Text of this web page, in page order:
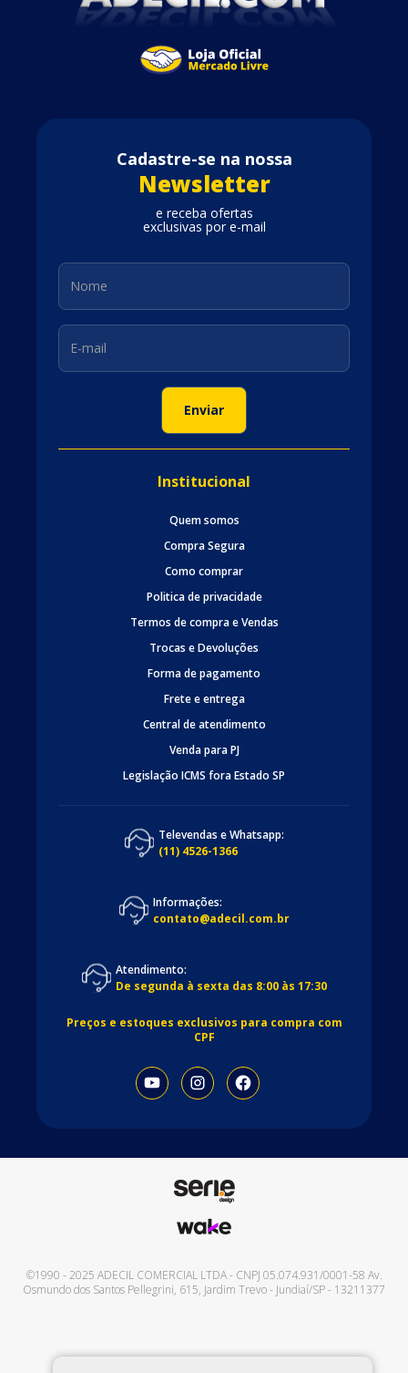
Cadastre-se na nossa
Newsletter
e receba ofertas
exclusivas por e-mail
Institucional
Quem somos
Compra Segura
Como comprar
Politica de privacidade
Termos de compra e Vendas
Trocas e Devoluções
Forma de pagamento
Frete e entrega
Central de atendimento
Venda para PJ
Legislação ICMS fora Estado SP
Televendas e Whatsapp:
(11) 4526-1366
Informações:
contato@adecil.com.br
Atendimento:
De segunda à sexta das 8:00 às 17:30
Preços e estoques exclusivos para compra com
CPF
©1990 - 2025 ADECIL COMERCIAL LTDA- CNPJ 05.074.931/0001-58 Av.
Osmundo dos Santos Pellegrini, 615, Jardim Trevo- Jundiaí/SP- 13211377